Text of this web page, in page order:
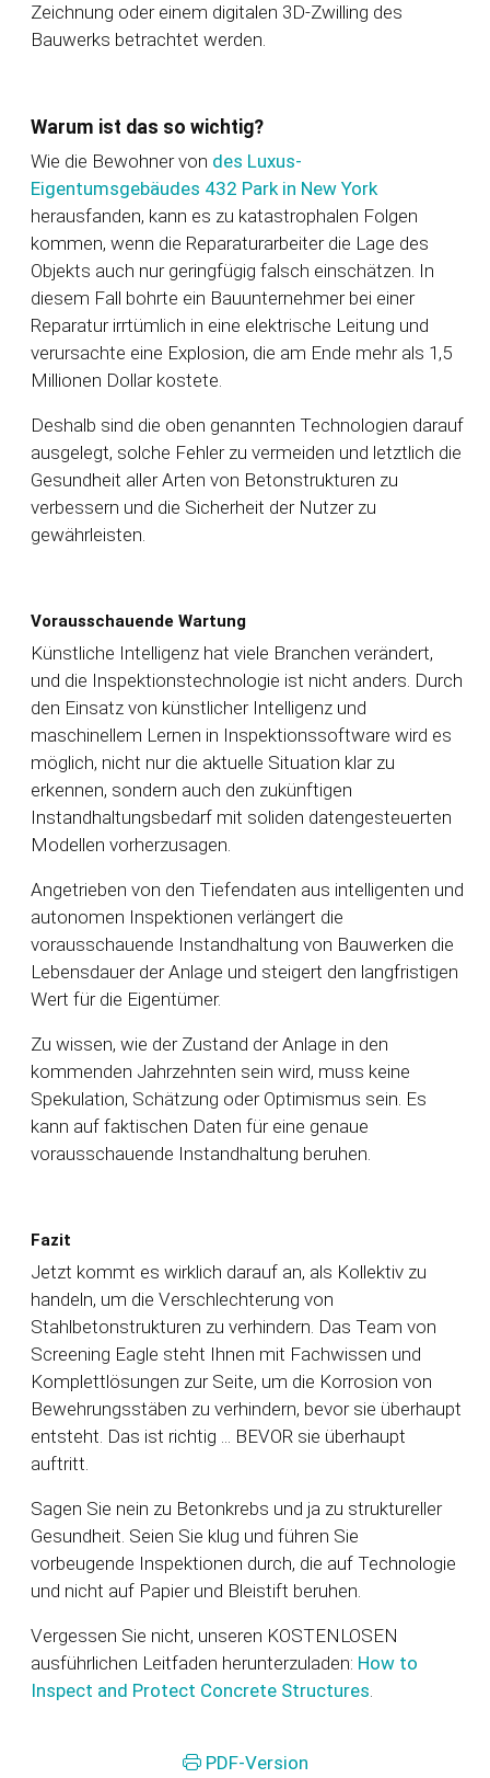
Zeichnung oder einem digitalen 3D-Zwilling des
Bauwerks betrachtet werden.
Warum ist das so wichtig?
Wie die Bewohner von des Luxus-
Eigentumsgebäudes 432 Park in New York
herausfanden, kann es zu katastrophalen Folgen
kommen, wenn die Reparaturarbeiter die Lage des
Objekts auch nur geringfügig falsch einschätzen. In
diesem Fall bohrte ein Bauunternehmer bei einer
Reparatur irrtümlich in eine elektrische Leitung und
verursachte eine Explosion, die am Ende mehr als 1,5
Millionen Dollar kostete.
Deshalb sind die oben genannten Technologien darauf
ausgelegt, solche Fehler zu vermeiden und letztlich die
Gesundheit aller Arten von Betonstrukturen zu
verbessern und die Sicherheit der Nutzer zu
gewährleisten.
Vorausschauende Wartung
Künstliche Intelligenz hat viele Branchen verändert,
und die Inspektionstechnologie ist nicht anders. Durch
den Einsatz von künstlicher Intelligenz und
maschinellem Lernen in Inspektionssoftware wird es
möglich, nicht nur die aktuelle Situation klar zu
erkennen, sondern auch den zukünftigen
Instandhaltungsbedarf mit soliden datengesteuerten
Modellen vorherzusagen.
Angetrieben von den Tiefendaten aus intelligenten und
autonomen Inspektionen verlängert die
vorausschauende Instandhaltung von Bauwerken die
Lebensdauer der Anlage und steigert den langfristigen
Wert für die Eigentümer.
Zu wissen, wie der Zustand der Anlage in den
kommenden Jahrzehnten sein wird, muss keine
Spekulation, Schätzung oder Optimismus sein. Es
kann auf faktischen Daten für eine genaue
vorausschauende Instandhaltung beruhen.
Fazit
Jetzt kommt es wirklich darauf an, als Kollektiv zu
handeln, um die Verschlechterung von
Stahlbetonstrukturen zu verhindern. Das Team von
Screening Eagle steht Ihnen mit Fachwissen und
Komplettlösungen zur Seite, um die Korrosion von
Bewehrungsstäben zu verhindern, bevor sie überhaupt
entsteht. Das ist richtig ... BEVOR sie überhaupt
auftritt.
Sagen Sie nein zu Betonkrebs und ja zu struktureller
Gesundheit. Seien Sie klug und führen Sie
vorbeugende Inspektionen durch, die auf Technologie
und nicht auf Papier und Bleistift beruhen.
Vergessen Sie nicht, unseren KOSTENLOSEN
ausführlichen Leitfaden herunterzuladen: How to
Inspect and Protect Concrete Structures.
PDF-Version